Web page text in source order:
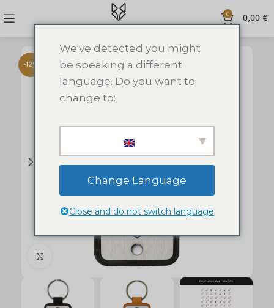
0 0,00 €
-12%
Click to enlarge
We've detected you might
be speaking a different
language. Do you want to
change to:
Change Language
Close and do not switch language